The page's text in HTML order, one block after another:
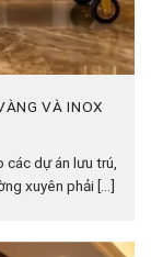
VÀ INOX
các dự án lưu trú,
xuyên phải [...]